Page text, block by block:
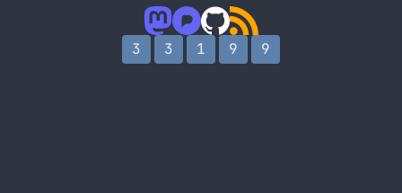
3 3 1 9 9